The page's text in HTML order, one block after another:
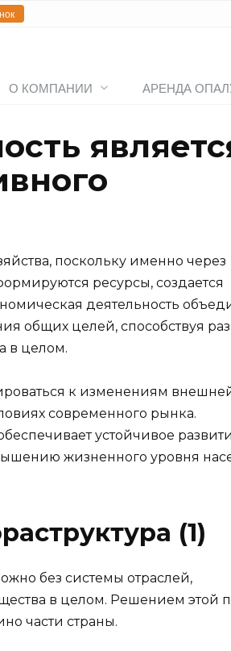
О КОМПАНИИ АРЕНДА
поскольку именно через
ресурсы, создается
деятельность
общих целей, способствуя
в целом.
к изменениям
современного рынка.
устойчивое
жизненного уровня
(1)
без системы отраслей,
в целом. Решением этой
части страны.